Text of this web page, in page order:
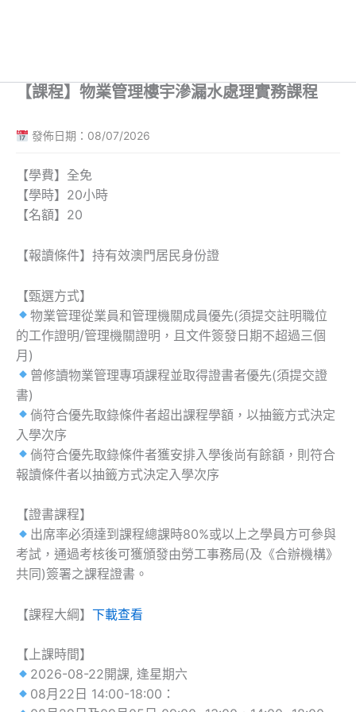
【課程】物業管理樓宇滲漏水處理實務課程
發佈日期：08/07/2026
【學費】全免
【學時】20小時
【名額】20
【報讀條件】持有效澳門居民身份證
【甄選方式】
物業管理從業員和管理機關成員優先(須提交註明職位
的工作證明/管理機關證明，且文件簽發日期不超過三個
月)
曾修讀物業管理專項課程並取得證書者優先(須提交證
書)
倘符合優先取錄條件者超出課程學額，以抽籤方式決定
入學次序
倘符合優先取錄條件者獲安排入學後尚有餘額，則符合
報讀條件者以抽籤方式決定入學次序
【證書課程】
出席率必須達到課程總課時80%或以上之學員方可參與
考試，通過考核後可獲頒發由勞工事務局(及《合辦機構》
共同)簽署之課程證書。
【課程大綱】 下載查看
【上課時間】
2026-08-22開課, 逢星期六
08月22日 14:00-18:00：